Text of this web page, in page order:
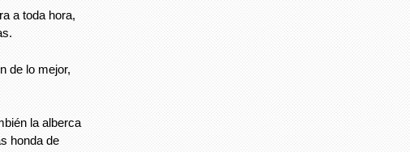
a toda hora,
de lo mejor,
la alberca
honda de